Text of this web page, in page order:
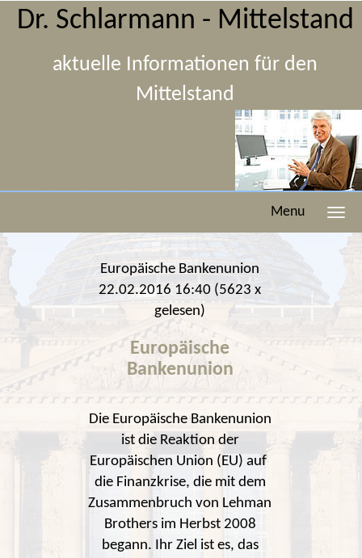
Dr. Schlarmann - Mittelstand
aktuelle Informationen für den
Mittelstand
Menu
Europäische Bankenunion
22.02.2016 16:40 (5623 x
gelesen)
Europäische
Bankenunion
Die Europäische Bankenunion
ist die Reaktion der
Europäischen Union (EU) auf
die Finanzkrise, die mit dem
Zusammenbruch von Lehman
Brothers im Herbst 2008
begann. Ihr Ziel ist es, das